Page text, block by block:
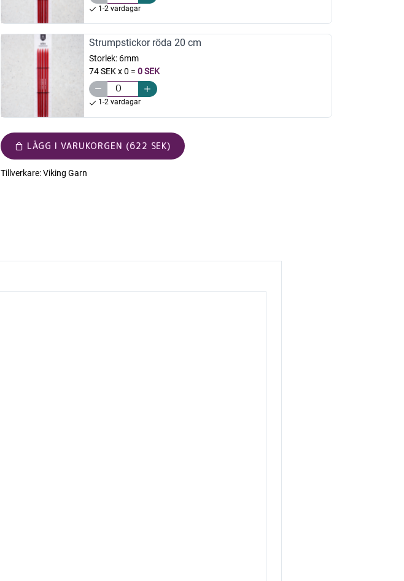
1-2 vardagar
Strumpstickor röda 20 cm
Storlek: 6mm
74 SEK x 0 = 0 SEK
1-2 vardagar
LÄGG I VARUKORGEN (622 SEK)
Tillverkare:Viking Garn